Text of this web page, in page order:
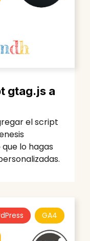
gtag.js a
el script
lo hagas
GA4